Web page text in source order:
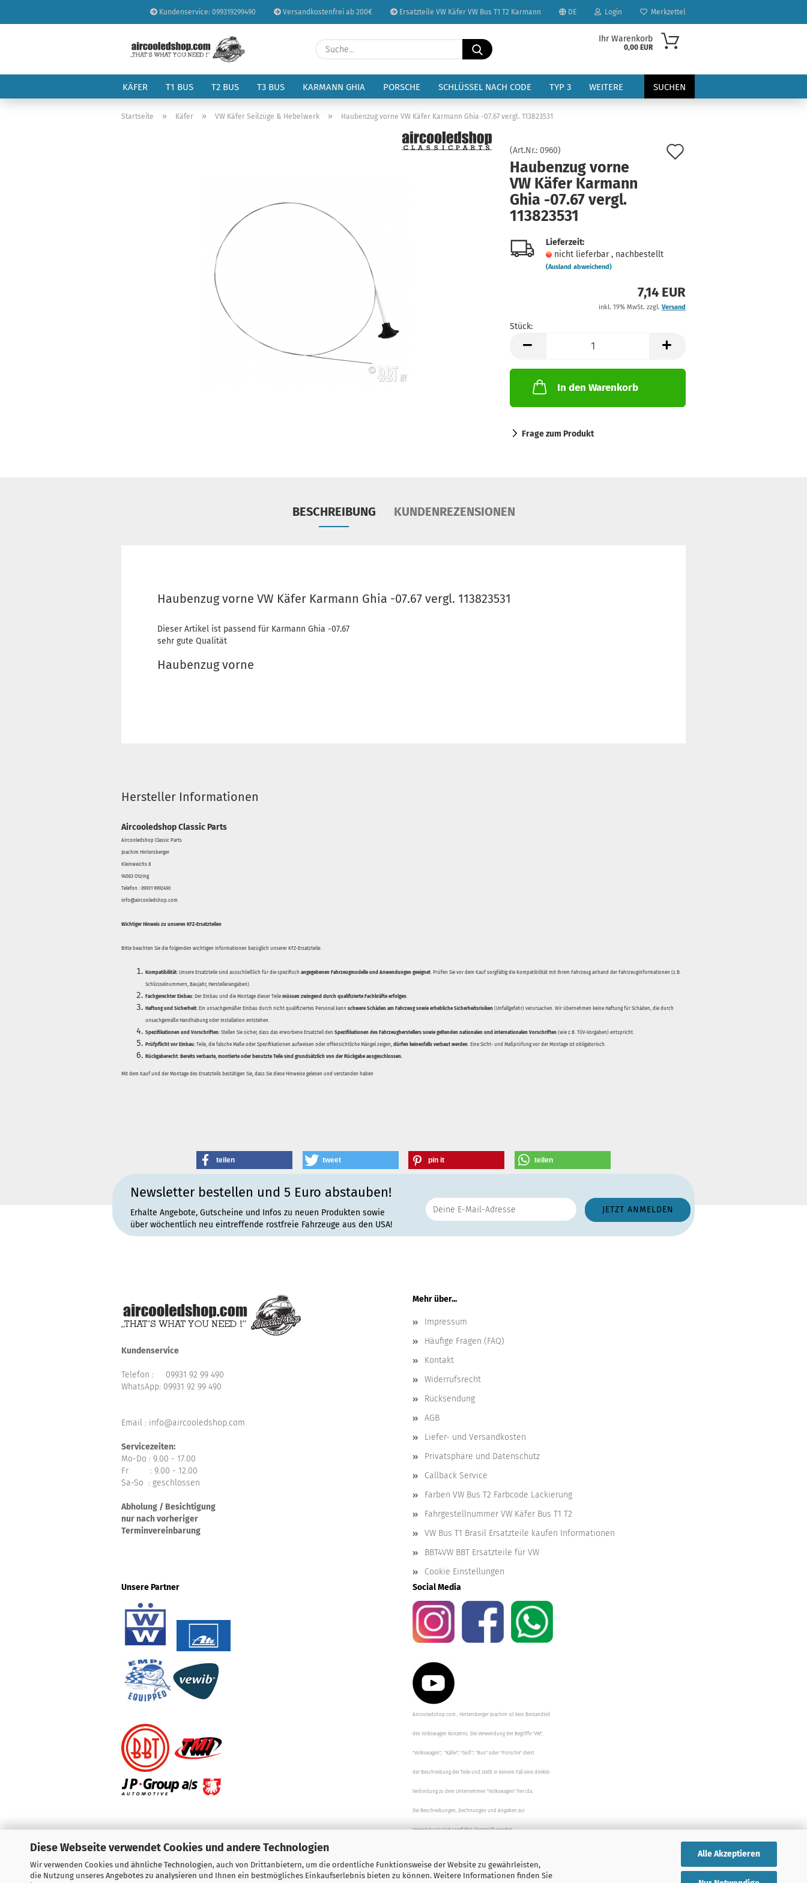
Diese Webseite verwendet Cookies und andere Technologien
Wir verwenden Cookies und ähnliche Technologien, auch von Drittanbietern, um die ordentliche Funktionsweise der Website zu gewährleisten,
die Nutzung unseres Angebotes zu analysieren und Ihnen ein bestmögliches Einkaufserlebnis bieten zu können. Weitere Informationen finden Sie
Alle Akzeptieren
Kundenservice: 099319299490 Versandkostenfrei ab 200€ Ersatzteile VW Käfer VW Bus T1 T2 Karmann DE
Sprache auswählen
Lieferland
Login
Passwort
Konto erstellen
Passwort vergessen?
Merkzettel
Suche...
Ihr Warenkorb
0,00 EUR
KÄFER T1 BUS T2 BUS T3 BUS KARMANN GHIA PORSCHE SCHLÜSSEL NACH CODE TYP 3 SUCHEN
WEITERE
Startseite » Käfer » VW Käfer Seilzüge & Hebelwerk » Haubenzug vorne VW Käfer Karmann Ghia -07.67 vergl. 113823531
(Art.Nr.: 0960)
Haubenzug vorne
VW Käfer Karmann
Ghia -07.67 vergl.
113823531
Lieferzeit:
nicht lieferbar , nachbestellt
(Ausland abweichend)
7,14 EUR
inkl. 19% MwSt. zzgl. Versand
Stück:
Stück
In den Warenkorb
Frage zum Produkt
BESCHREIBUNG KUNDENREZENSIONEN
Haubenzug vorne VW Käfer Karmann Ghia -07.67 vergl. 113823531
Dieser Artikel ist passend für Karmann Ghia -07.67
sehr gute Qualität
Haubenzug vorne
Hersteller Informationen
Aircooledshop Classic Parts
Aircooledshop Classic Parts
Joachim Hintersberger
Kleinweichs 8
94563 Otzing
Telefon : 09931 9992490
info@aircooledshop.com
Wichtiger Hinweis zu unseren KFZ-Ersatzteilen
Bitte beachten Sie die folgenden wichtigen Informationen bezüglich unserer KFZ-Ersatzteile:
Kompatibilität: Unsere Ersatzteile sind ausschließlich für die spezifisch angegebenen Fahrzeugmodelle und Anwendungen geeignet. Prüfen Sie vor dem Kauf sorgfältig die Kompatibilität mit Ihrem Fahrzeug anhand der Fahrzeuginformationen (z.B.
Schlüsselnummern, Baujahr, Herstellerangaben).
Fachgerechter Einbau: Der Einbau und die Montage dieser Teile müssen zwingend durch qualifizierte Fachkräfte erfolgen.
Haftung und Sicherheit: Ein unsachgemäßer Einbau durch nicht qualifiziertes Personal kann schwere Schäden am Fahrzeug sowie erhebliche Sicherheitsrisiken (Unfallgefahr) verursachen. Wir übernehmen keine Haftung für Schäden, die durch
unsachgemäße Handhabung oder Installation entstehen.
Spezifikationen und Vorschriften: Stellen Sie sicher, dass das erworbene Ersatzteil den Spezifikationen des Fahrzeugherstellers sowie geltenden nationalen und internationalen Vorschriften (wie z.B. TÜV-Vorgaben) entspricht.
Prüfpflicht vor Einbau: Teile, die falsche Maße oder Spezifikationen aufweisen oder offensichtliche Mängel zeigen, dürfen keinesfalls verbaut werden. Eine Sicht- und Maßprüfung vor der Montage ist obligatorisch.
Rückgaberecht: Bereits verbaute, montierte oder benutzte Teile sind grundsätzlich von der Rückgabe ausgeschlossen.
Mit dem Kauf und der Montage des Ersatzteils bestätigen Sie, dass Sie diese Hinweise gelesen und verstanden haben
teilen tweet pin it teilen
Newsletter bestellen und 5 Euro abstauben!
Erhalte Angebote, Gutscheine und Infos zu neuen Produkten sowie
über wöchentlich neu eintreffende rostfreie Fahrzeuge aus den USA!
Kundenservice
Telefon : 09931 92 99 490
WhatsApp: 09931 92 99 490
Email : info@aircooledshop.com
Servicezeiten:
Mo-Do : 9.00 - 17.00
Fr : 9.00 - 12.00
Sa-So : geschlossen
Abholung / Besichtigung
nur nach vorheriger
Terminvereinbarung
Mehr über...
Impressum
Häufige Fragen (FAQ)
Kontakt
Widerrufsrecht
Rücksendung
AGB
Liefer- und Versandkosten
Privatsphäre und Datenschutz
Callback Service
Farben VW Bus T2 Farbcode Lackierung
Fahrgestellnummer VW Käfer Bus T1 T2
VW Bus T1 Brasil Ersatzteile kaufen Informationen
BBT4VW BBT Ersatzteile für VW
Cookie Einstellungen
Unsere Partner
Social Media
Aircooledshop.com , Hintersberger Joachim ist kein Bestandteil
des Volkswagen Konzerns. Die Verwendung der Begriffe "VW",
"Volkswagen", "Käfer", "Golf", "Bus" oder "Porsche" dient
der Beschreibung der Teile und stellt in keinem Fall eine direkte
Verbindung zu dem Unternehmen "Volkswagen" her/da.
Die Beschreibungen, Zeichnungen und Angaben zur
Verwendung sind sorgfältig überprüft worden.
Vertrag widerrufen